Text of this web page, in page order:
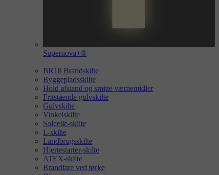
Supernova+®
BR18 Brandskilte
Byggepladsskilte
Hold afstand og smitte værnemidler
Fritstående gulvskilte
Gulvskilte
Vinkelskilte
Solcelle-skilte
L-skilte
Landbrugsskilte
Hjertestarter-skilte
ATEX-skilte
Brandfare ved tørke